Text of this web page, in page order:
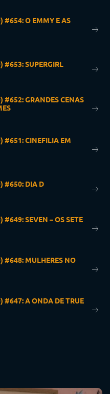
#654: O EMMY E AS
#653: SUPERGIRL
#652: GRANDES CENAS
#651: CINEFILIA EM
#650: DIA D
SEVEN – OS SETE
#648: MULHERES NO
#647: A ONDA DE TRUE